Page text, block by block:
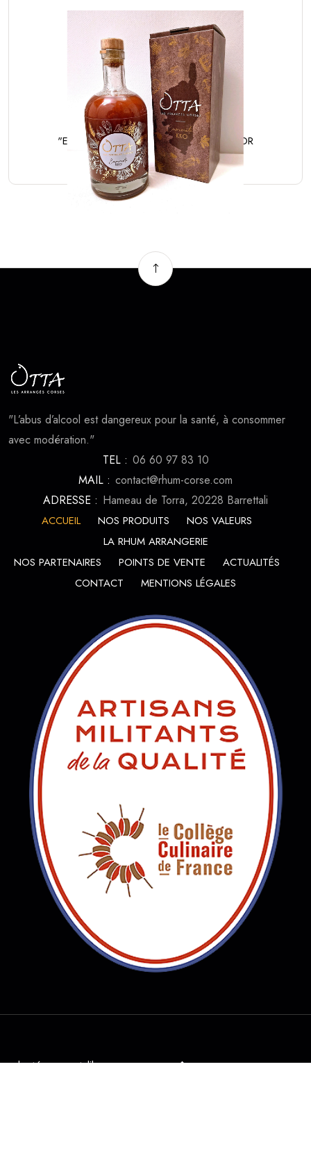
"EMPREINTE KKO" - COFFRET COLLECTOR
49.00
"L’abus d’alcool est dangereux pour la santé, à consommer
avec modération."
TEL : 06 60 97 83 10
MAIL : contact@rhum-corse.com
ADRESSE : Hameau de Torra, 20228 Barrettali
ACCUEIL NOS PRODUITS
NOS VALEURS
LA RHUM ARRANGERIE
NOS PARTENAIRES
POINTS DE VENTE
ACTUALITÉS
CONTACT
MENTIONS LÉGALES
adapté par castalibre.com GO TOP